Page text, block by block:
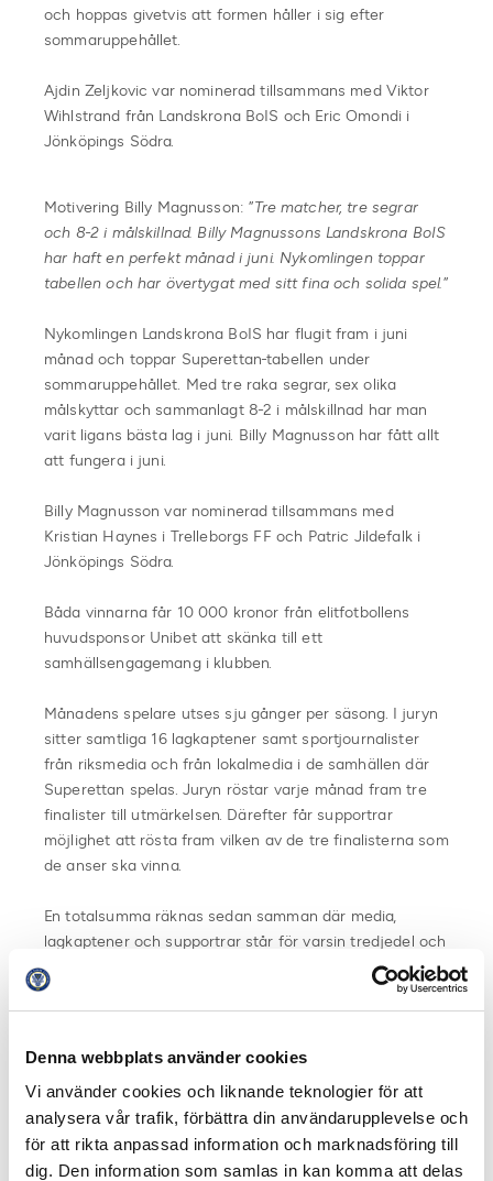
Denna webbplats använder cookies
Vi använder cookies och liknande teknologier för att
analysera vår trafik, förbättra din användarupplevelse och
för att rikta anpassad information och marknadsföring till
dig. Den information som samlas in kan komma att delas
och hoppas givetvis att formen håller i sig efter
sommaruppehållet.
Ajdin Zeljkovic var nominerad tillsammans med Viktor
Wihlstrand från Landskrona BoIS och Eric Omondi i
Jönköpings Södra.
Motivering Billy Magnusson: ”Tre matcher, tre segrar
och 8-2 i målskillnad. Billy Magnussons Landskrona BoIS
har haft en perfekt månad i juni. Nykomlingen toppar
tabellen och har övertygat med sitt fina och solida spel.”
Nykomlingen Landskrona BoIS har flugit fram i juni
månad och toppar Superettan-tabellen under
sommaruppehållet. Med tre raka segrar, sex olika
målskyttar och sammanlagt 8-2 i målskillnad har man
varit ligans bästa lag i juni. Billy Magnusson har fått allt
att fungera i juni.
Billy Magnusson var nominerad tillsammans med
Kristian Haynes i Trelleborgs FF och Patric Jildefalk i
Jönköpings Södra.
Båda vinnarna får 10 000 kronor från elitfotbollens
huvudsponsor Unibet att skänka till ett
samhällsengagemang i klubben.
Månadens spelare utses sju gånger per säsong. I juryn
sitter samtliga 16 lagkaptener samt sportjournalister
från riksmedia och från lokalmedia i de samhällen där
Superettan spelas. Juryn röstar varje månad fram tre
finalister till utmärkelsen. Därefter får supportrar
möjlighet att rösta fram vilken av de tre finalisterna som
de anser ska vinna.
En totalsumma räknas sedan samman där media,
lagkaptener och supportrar står för varsin tredjedel och
en vinnare utses.
Juryn
Emelie Ölander (discovery+), Petra Thoren (Sportbladet),
Anel Avdic (Expressen), Jens Werner (Sörmlands Media),
Mathias Lühr (FotbollDirekt), Eric Persson (Helsingborgs
Dagblad), Mikael Widerberg (TT), Oskar Pålsson (Borås
Tidning), Jonas Bergström (Trelleborgs Allehanda),